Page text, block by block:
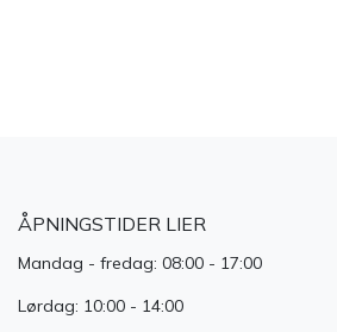
ÅPNINGSTIDER LIER
Mandag - fredag: 08:00 - 17:00
Lørdag: 10:00 - 14:00